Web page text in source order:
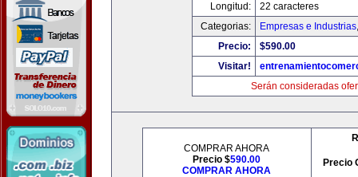
Longitud:
22 caracteres
Categorias:
Empresas e Industrias
Precio:
$590.00
Visitar!
Serán consideradas
COMPRAR AHORA
Precio $590.00
COMPRAR AHORA
Precio